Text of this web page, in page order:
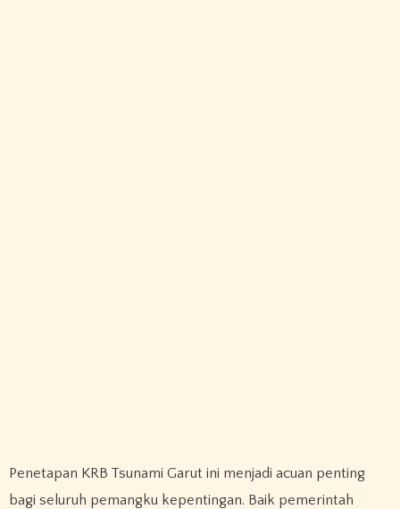
Penetapan KRB Tsunami Garut ini menjadi acuan penting
bagi seluruh pemangku kepentingan. Baik pemerintah